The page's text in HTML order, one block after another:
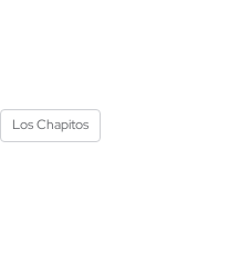
Los Chapitos